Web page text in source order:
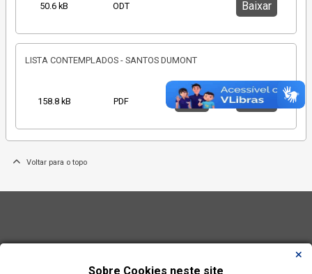
50.6 kB ODT Baixar
LISTA CONTEMPLADOS - SANTOS DUMONT
158.8 kB PDF Abrir Baixar
Voltar para o topo
Sobre Cookies neste site